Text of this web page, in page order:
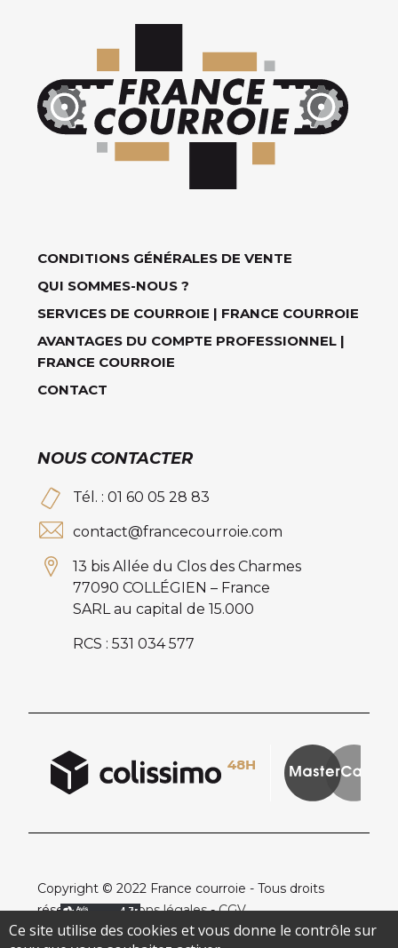
CONDITIONS GÉNÉRALES DE VENTE
QUI SOMMES-NOUS ?
SERVICES DE COURROIE | FRANCE COURROIE
AVANTAGES DU COMPTE PROFESSIONNEL |
FRANCE COURROIE
CONTACT
NOUS CONTACTER
Tél. : 01 60 05 28 83
contact@francecourroie.com
13 bis Allée du Clos des Charmes
77090 COLLÉGIEN – France
SARL au capital de 15.000
RCS : 531 034 577
Copyright © 2022 France courroie - Tous droits
réservés -
Mentions légales-CGV
Ce site utilise des cookies et vous donne le contrôle sur